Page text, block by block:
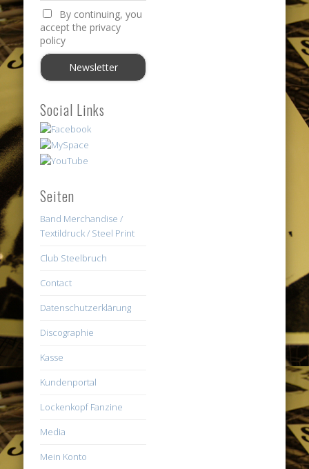
By continuing, you
accept the privacy
policy
Social Links
Seiten
Band Merchandise /
Textildruck / Steel Print
Club Steelbruch
Contact
Datenschutzerklärung
Discographie
Kasse
Kundenportal
Lockenkopf Fanzine
Media
Mein Konto